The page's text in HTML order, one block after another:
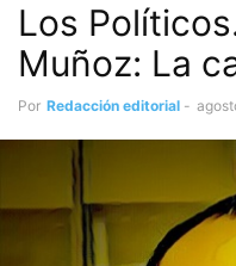
Los
Muñoz: La
Por Redacción editorial -